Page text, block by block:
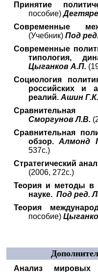
Принятие
пособие)
Современные
(Учебник) Под
Современные
типология,
Цыганков А.П.
Социология
российских и
реалий. Ашин
Сравнительная
Сморгунов Л.В.
Сравнительная
обзор.Алмонд
537с.)
Стратегический
(2006, 272с.)
Теория и методы в
науке. Под ред.
Теория
пособие)
Анализ